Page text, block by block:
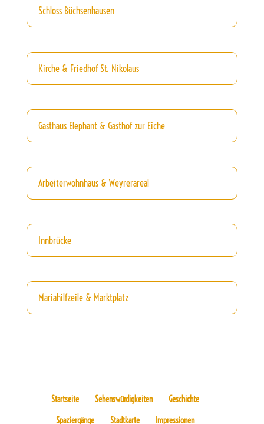
Schloss Büchsenhausen
Kirche & Friedhof St. Nikolaus
Gasthaus Elephant & Gasthof zur Eiche
Arbeiterwohnhaus & Weyrerareal
Innbrücke
Mariahilfzeile & Marktplatz
Startseite Sehenswürdigkeiten
Geschichte
Spaziergänge
Stadtkarte Impressionen